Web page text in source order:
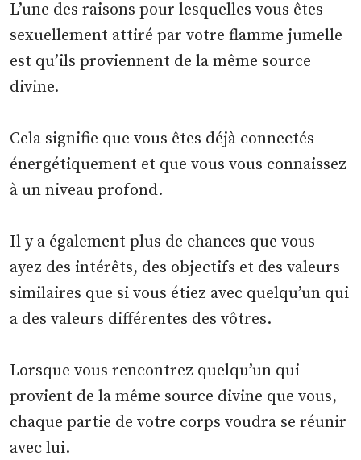
L’une des raisons pour lesquelles vous êtes
sexuellement attiré par votre flamme jumelle
est qu’ils proviennent de la même source
divine.
Cela signifie que vous êtes déjà connectés
énergétiquement et que vous vous connaissez
à un niveau profond.
Il y a également plus de chances que vous
ayez des intérêts, des objectifs et des valeurs
similaires que si vous étiez avec quelqu’un qui
a des valeurs différentes des vôtres.
Lorsque vous rencontrez quelqu’un qui
provient de la même source divine que vous,
chaque partie de votre corps voudra se réunir
avec lui.